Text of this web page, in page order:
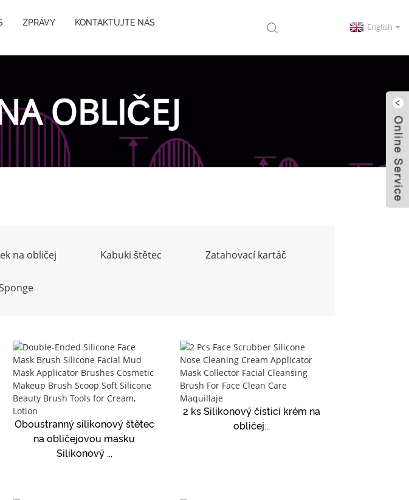
English
ZPRÁVY KONTAKTUJTE NÁS
OBLIČEJ
na obličej Kabuki štětec Zatahovací kartáč
Oboustranný silikonový štětec
na obličejovou masku
Silikonový ...
2 ks Silikonový čisticí krém na
obličej...